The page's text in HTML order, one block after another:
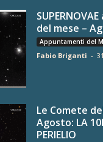
del mese –
Appuntamenti del
Fabio Briganti -
Le Comete
Agosto: LA
PERIELIO